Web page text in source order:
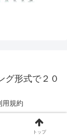
グ形式で２０
用規約
シーポリシー
トップ